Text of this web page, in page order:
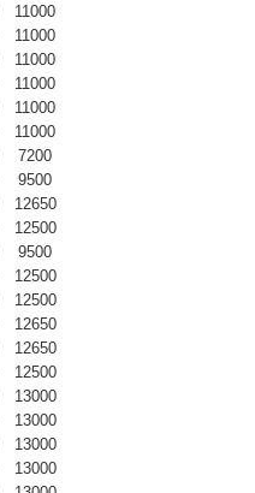
11000
11000
11000
11000
11000
11000
7200
9500
12650
12500
9500
12500
12500
12650
12650
12500
13000
13000
13000
13000